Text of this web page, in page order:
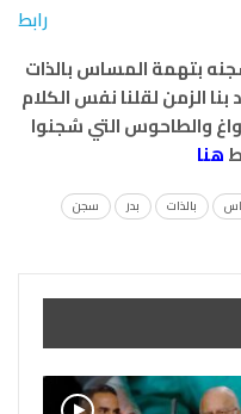
رابط
بتهمة المساس بالذات
بنا الزمن لقلنا نفس الكلام
والطاحوس التي سُجنوا
هنا
بالذات بدر
سجن